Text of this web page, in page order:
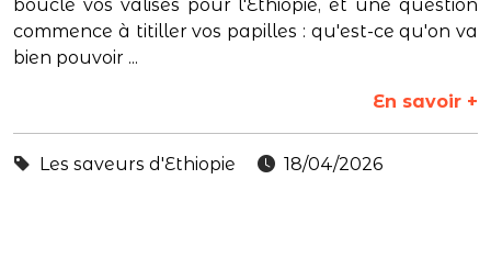
bouclé vos valises pour l'Éthiopie, et une question
commence à titiller vos papilles : qu'est-ce qu'on va
bien pouvoir ...
En savoir +
Les saveurs d'Ethiopie 18/04/2026